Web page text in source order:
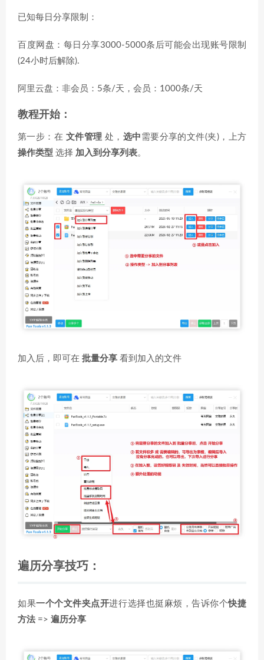
已知每日分享限制：
百度网盘：每日分享3000-5000条后可能会出现账号限制
(24小时后解除).
阿里云盘：非会员：5条/天，会员：1000条/天
教程开始：
第一步：在 文件管理 处， 选中 需要分享的文件(夹)，上方
操作类型 选择 加入到分享列表。
加入后，即可在 批量分享 看到加入的文件
遍历分享技巧：
如果一个个文件夹点开进行选择也挺麻烦，告诉你个快捷
方法 => 遍历分享